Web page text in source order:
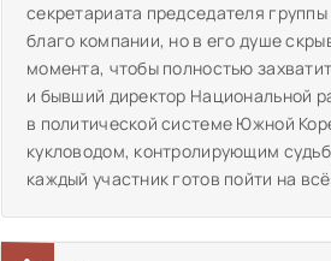
секретариата председателя
благо компании, но в его душе
момента, чтобы полностью
и бывший директор Национальной
в политической системе Южной
кукловодом, контролирующим
каждый участник готов пойти на